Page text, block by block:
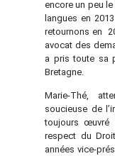
encore un peu
langues en
retournons en
avocat des
a pris toute sa
Bretagne.
Marie-Thé,
soucieuse de
toujours œuvré
respect du
années vice-